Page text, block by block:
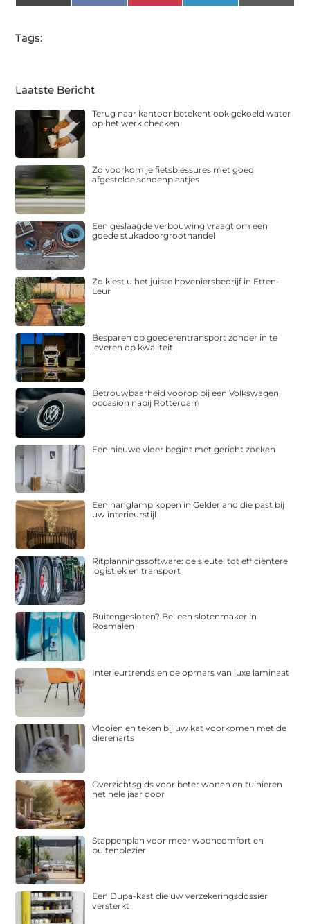
(Twitter)
Tags:
Laatste Bericht
Terug naar kantoor betekent ook gekoeld water
op het werk checken
Zo voorkom je fietsblessures met goed
afgestelde schoenplaatjes
Een geslaagde verbouwing vraagt om een
goede stukadoorgroothandel
Zo kiest u het juiste hoveniersbedrijf in Etten-
Leur
Besparen op goederentransport zonder in te
leveren op kwaliteit
Betrouwbaarheid voorop bij een Volkswagen
occasion nabij Rotterdam
Een nieuwe vloer begint met gericht zoeken
Een hanglamp kopen in Gelderland die past bij
uw interieurstijl
Ritplanningssoftware: de sleutel tot efficiëntere
logistiek en transport
Buitengesloten? Bel een slotenmaker in
Rosmalen
Interieurtrends en de opmars van luxe laminaat
Vlooien en teken bij uw kat voorkomen met de
dierenarts
Overzichtsgids voor beter wonen en tuinieren
het hele jaar door
Stappenplan voor meer wooncomfort en
buitenplezier
Een Dupa-kast die uw verzekeringsdossier
versterkt